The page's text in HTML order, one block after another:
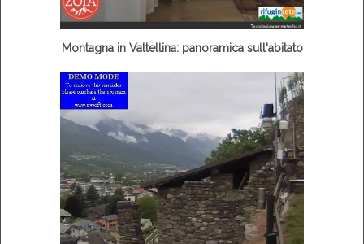
Montagna in Valtellina: panoramica sull'abitato